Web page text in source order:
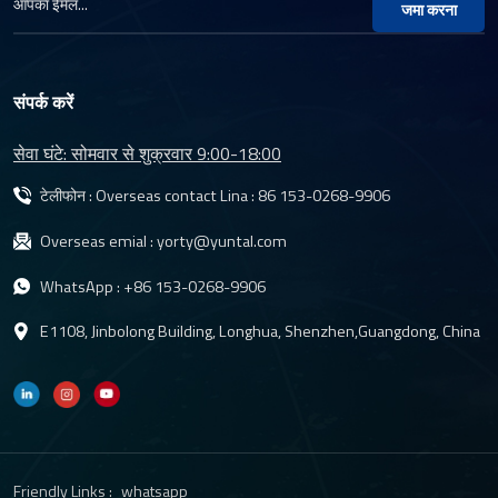
जमा करना
संपर्क करें
सेवा घंटे: सोमवार से शुक्रवार 9:00-18:00
टेलीफोन : Overseas contact Lina : 86 153-0268-9906
Overseas emial :yorty@yuntal.com
WhatsApp : +86 153-0268-9906
E1108, Jinbolong Building, Longhua, Shenzhen,Guangdong, China
Friendly Links : whatsapp